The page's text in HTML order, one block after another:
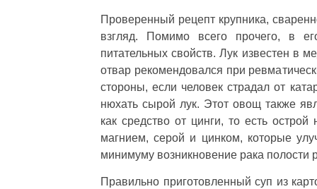
Проверенный рецепт крупника,
взгляд. Помимо всего прочего, в
питательных свойств. Лук известен в
отвар рекомендовался при
стороны, если человек страдал от
нюхать сырой лук. Этот овощ также
как средство от цинги, то есть
магнием, серой и цинком, которые
минимуму возникновение рака полости
Правильно приготовленный суп из